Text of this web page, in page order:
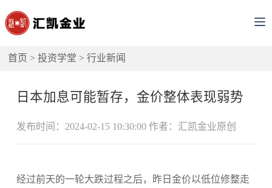
首页 >投资学堂 >行业新闻
日本加息可能暂存，金价整体表现弱势
发布时间：2024-02-15 10:30:00 作者：汇凯金业原创
经过前天的一轮大跌过程之后，昨日金价以低位修整走